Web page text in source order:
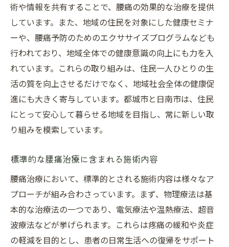
術や情報を共有することで、腰痛の効果的な治療を提供
しています。また、地域の住民を対象にした健康セミナ
ーや、腰痛予防のためのエクササイズプログラムなども
行われており、地域全体での健康意識の向上にも力を入
れています。これらの取り組みは、住民一人ひとりの生
活の質を向上させるだけでなく、地域社会全体の健康促
進にも大きく寄与しています。都城市と日南市は、住民
にとって安心して暮らせる地域を目指し、常に新しい取
り組みを模索しています。
標準的な腰痛治療に含まれる施術内容
腰痛治療において、標準的とされる施術内容は様々なア
プローチが組み合わさっています。まず、物理療法は基
本的な治療法の一つであり、電気療法や温熱療法、超音
波療法などが挙げられます。これらは疼痛の緩和や炎症
の軽減を目的とし、患者の日常生活への復帰をサポート